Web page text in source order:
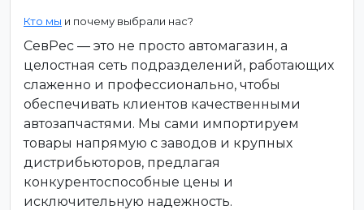
Кто мы и почему выбрали нас?
СевРес — это не просто автомагазин, а
целостная сеть подразделений, работающих
слаженно и профессионально, чтобы
обеспечивать клиентов качественными
автозапчастями. Мы сами импортируем
товары напрямую с заводов и крупных
дистрибьюторов, предлагая
конкурентоспособные цены и
исключительную надежность.